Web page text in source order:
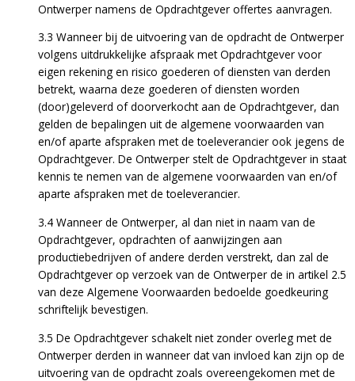
Ontwerper namens de Opdrachtgever offertes aanvragen.
3.3 Wanneer bij de uitvoering van de opdracht de Ontwerper
volgens uitdrukkelijke afspraak met Opdrachtgever voor
eigen rekening en risico goederen of diensten van derden
betrekt, waarna deze goederen of diensten worden
(door)geleverd of doorverkocht aan de Opdrachtgever, dan
gelden de bepalingen uit de algemene voorwaarden van
en/of aparte afspraken met de toeleverancier ook jegens de
Opdrachtgever. De Ontwerper stelt de Opdrachtgever in staat
kennis te nemen van de algemene voorwaarden van en/of
aparte afspraken met de toeleverancier.
3.4 Wanneer de Ontwerper, al dan niet in naam van de
Opdrachtgever, opdrachten of aanwijzingen aan
productiebedrijven of andere derden verstrekt, dan zal de
Opdrachtgever op verzoek van de Ontwerper de in artikel 2.5
van deze Algemene Voorwaarden bedoelde goedkeuring
schriftelijk bevestigen.
3.5 De Opdrachtgever schakelt niet zonder overleg met de
Ontwerper derden in wanneer dat van invloed kan zijn op de
uitvoering van de opdracht zoals overeengekomen met de